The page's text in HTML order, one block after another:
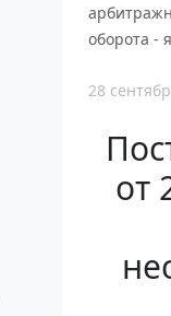
оборота -
28
от